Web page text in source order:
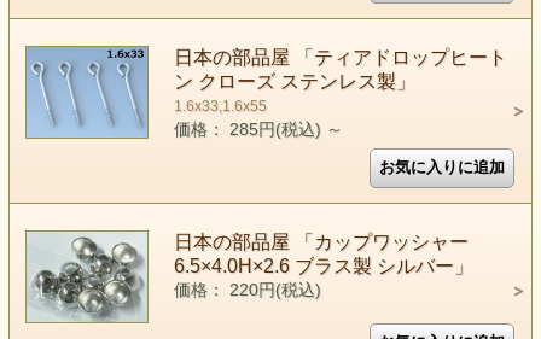
日本の部品屋 「ティアドロップヒート
ン クローズ ステンレス製」
1.6x33,1.6x55
価格： 285円(税込) ～
日本の部品屋 「カップワッシャー
6.5×4.0H×2.6 ブラス製 シルバー」
価格： 220円(税込)